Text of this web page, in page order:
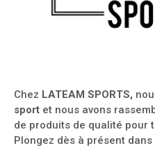
Chez LATEAM SPORTS,
sport et nous avons
de produits de qualité pour
Plongez dès à présent dans